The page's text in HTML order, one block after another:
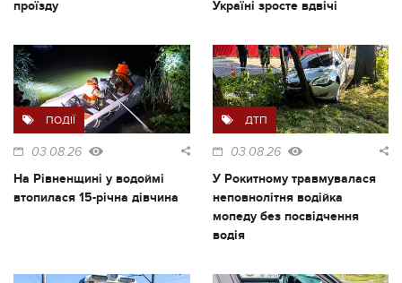
проїзду
Україні зросте вдвічі
ПОДІЇ
03.08.26
На Рівненщині у водоймі
втопилася 15-річна дівчина
ДТП
03.08.26
У Рокитному травмувалася
неповнолітня водійка
мопеду без посвідчення
водія